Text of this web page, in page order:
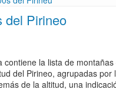
del Pirineo
contiene la lista de
del Pirineo, agrupadas por
de la altitud, una